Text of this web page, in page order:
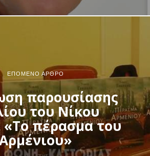
ΕΠΌΜΕΝΟ ΆΡΘΡΟ
παρουσίασης
του Νίκου
πέρασμα του